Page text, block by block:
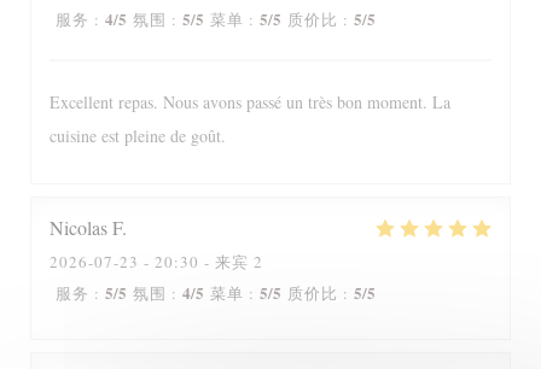
服务 : 4/5 氛围 : 5/5 菜单 : 5/5 质价比 : 5/5
Excellent repas. Nous avons passé un très bon moment. La
cuisine est pleine de goût.
NicolasF
2026-07-23 - 20:30 - 来宾 2
服务 : 5/5 氛围 : 4/5 菜单 : 5/5 质价比 : 5/5